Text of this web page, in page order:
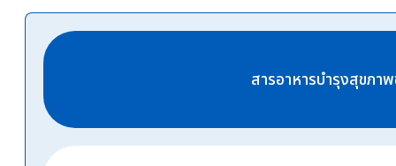
สารอาหารบำรุงสุขภา